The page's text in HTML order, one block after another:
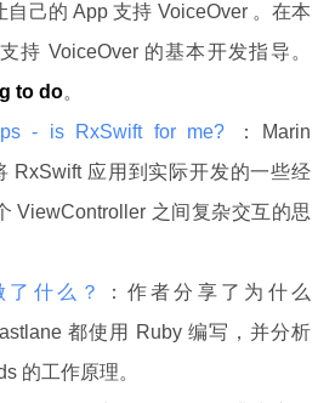
自己的 App 支持 VoiceOver 。在本
持 VoiceOver 的基本开发指导。
to do。
- is RxSwift for me?
：Marin
RxSwift 应用到实际开发的一些经
ViewController 之间复杂交互的思
了什么？
：作者分享了为什么
都使用 Ruby 编写，并分析
的工作原理。